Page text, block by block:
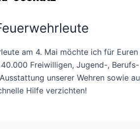
am 4. Mai möchte ich für
Freiwilligen, Jugend-,
unserer Wehren sowie
Hilfe verzichten!